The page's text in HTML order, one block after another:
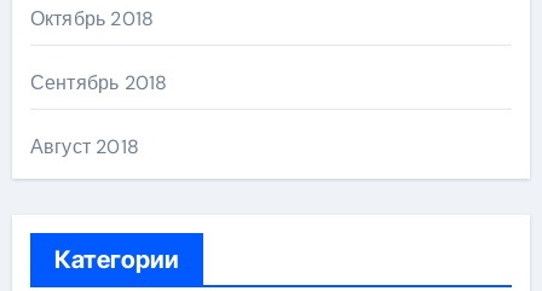
Октябрь 2018
Сентябрь 2018
Август 2018
Категории